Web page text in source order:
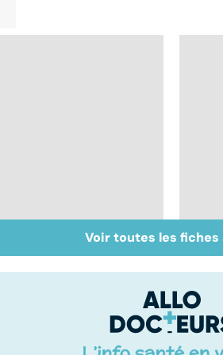
Bien dormir, mais...
sans médicaments !
Le
Voir toutes les fiches